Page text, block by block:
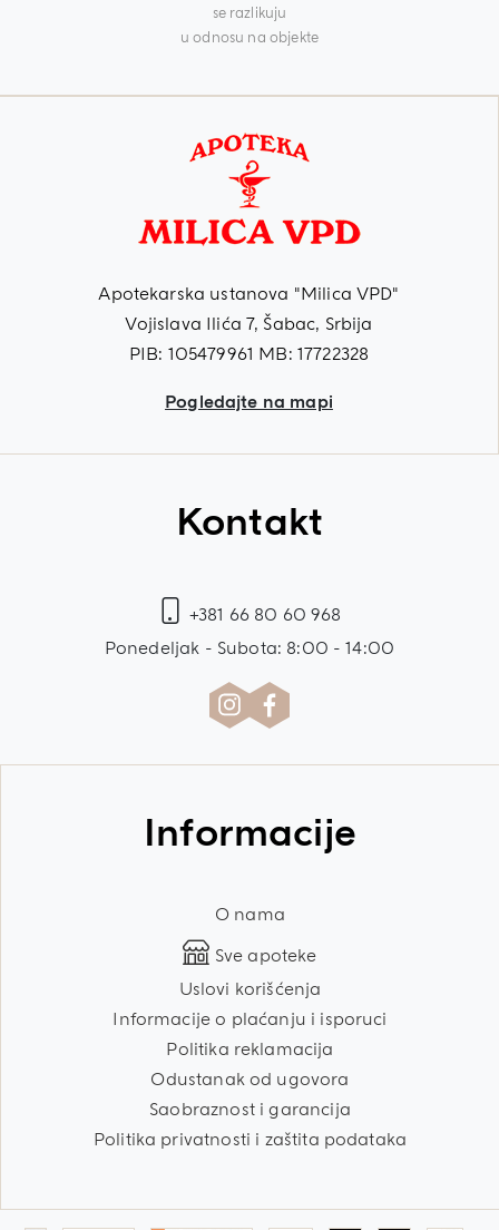
se razlikuju
u odnosu na objekte
Apotekarska ustanova "Milica VPD"
Vojislava Ilića 7, Šabac, Srbija
PIB: 105479961 MB: 17722328
Pogledajte na mapi
Kontakt
+381 66 80 60 968
Ponedeljak - Subota: 8:00 - 14:00
Informacije
O nama
Sve apoteke
Uslovi korišćenja
Informacije o plaćanju i isporuci
Politika reklamacija
Odustanak od ugovora
Saobraznost i garancija
Politika privatnosti i zaštita podataka